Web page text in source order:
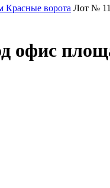
ворота Лот №
офис